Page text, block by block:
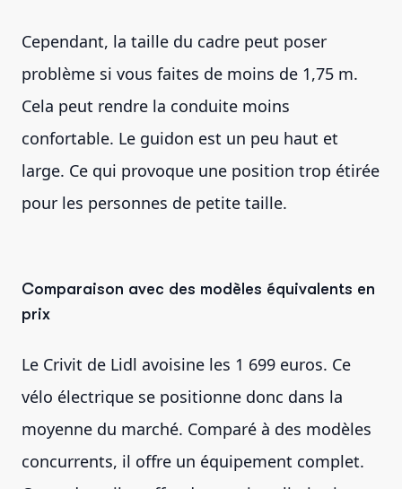
Cependant, la taille du cadre peut poser
problème si vous faites de moins de 1,75 m.
Cela peut rendre la conduite moins
confortable. Le guidon est un peu haut et
large. Ce qui provoque une position trop étirée
pour les personnes de petite taille.
Comparaison avec des modèles équivalents en
prix
Le Crivit de Lidl avoisine les 1 699 euros. Ce
vélo électrique se positionne donc dans la
moyenne du marché. Comparé à des modèles
concurrents, il offre un équipement complet.